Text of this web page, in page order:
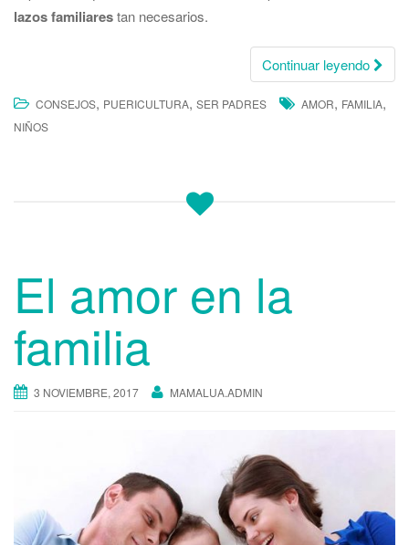
lazos familiarestan necesarios.
Continuar leyendo
CONSEJOS, PUERICULTURA, SER PADRES AMOR, FAMILIA,
NIÑOS
El amor en la
familia
3 NOVIEMBRE, 2017 MAMALUA.ADMIN